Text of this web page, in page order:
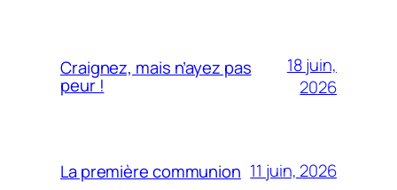
Craignez, mais n’ayez pas
peur !
18 juin,
2026
La première communion 11 juin, 2026